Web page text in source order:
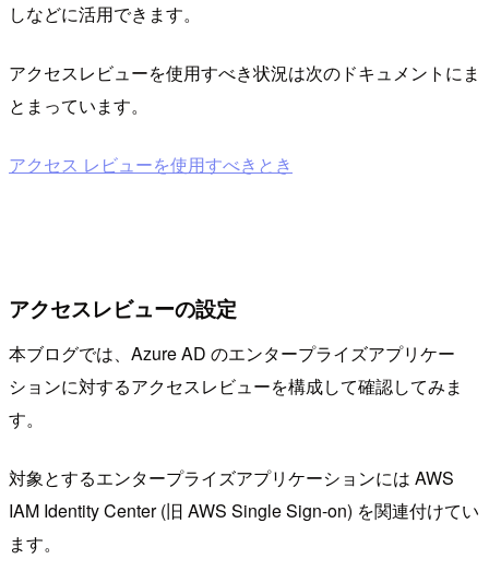
しなどに活用できます。
アクセスレビューを使用すべき状況は次のドキュメントにま
とまっています。
アクセス レビューを使用すべきとき
アクセスレビューの設定
本ブログでは、Azure AD のエンタープライズアプリケー
ションに対するアクセスレビューを構成して確認してみま
す。
対象とするエンタープライズアプリケーションには AWS
IAM Identity Center (旧 AWS Single Sign-on) を関連付けてい
ます。